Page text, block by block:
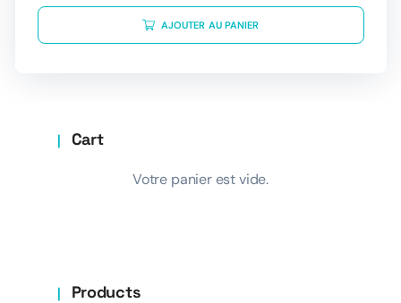
AJOUTER AU PANIER
Cart
Votre panier est vide.
Products